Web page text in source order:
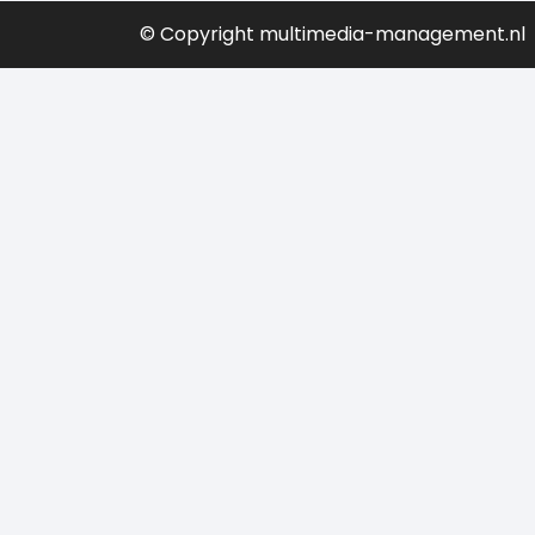
© Copyright multimedia-management.nl